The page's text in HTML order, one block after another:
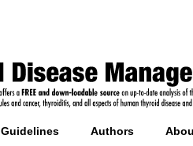
Guidelines Authors